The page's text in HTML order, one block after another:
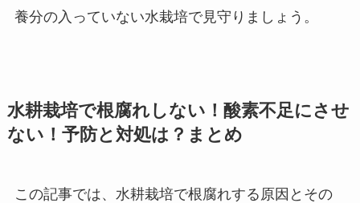
養分の入っていない水栽培で見守りましょう。
水耕栽培で根腐れしない！酸素不足にさせ
ない！予防と対処は？まとめ
この記事では、水耕栽培で根腐れする原因とその